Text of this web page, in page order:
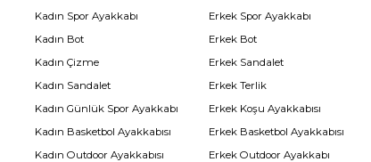
Kadın Spor Ayakkabı
Kadın Bot
Kadın Çizme
Kadın Sandalet
Kadın Günlük Spor Ayakkabı
Kadın Basketbol Ayakkabısı
Kadın Outdoor Ayakkabısı
Erkek Spor Ayakkabı
Erkek Bot
Erkek Sandalet
Erkek Terlik
Erkek Koşu Ayakkabısı
Erkek Basketbol Ayakkabısı
Erkek Outdoor Ayakkabı